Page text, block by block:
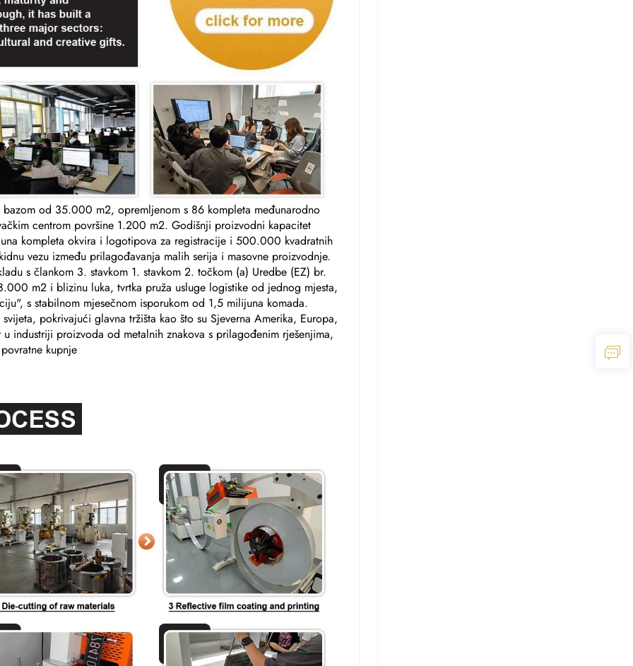
od 35.000 m2, opremljenom s 86 kompleta međunarodno
centrom površine 1.200 m2. Godišnji proizvodni kapacitet
kompleta okvira i logotipova za registracije i 500.000 kvadratnih
vezu između prilagođavanja malih serija i masovne proizvodnje.
s člankom 3. stavkom 1. stavkom 2. točkom (a) Uredbe (EZ) br.
m2 i blizinu luka, tvrtka pruža usluge logistike od jednog mjesta,
s stabilnom mjesečnom isporukom od 1,5 milijuna komada.
pokrivajući glavna tržišta kao što su Sjeverna Amerika, Europa,
industriji proizvoda od metalnih znakova s prilagođenim rješenjima,
kupnje